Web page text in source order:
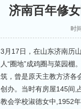
济南百年修
时
3月17日，在山东济南历
人“圈地”成鸡圈与菜园棚
筑，曾是原天主教方济各
创办。当时有房屋145间,
教会学校淑德女中,1952